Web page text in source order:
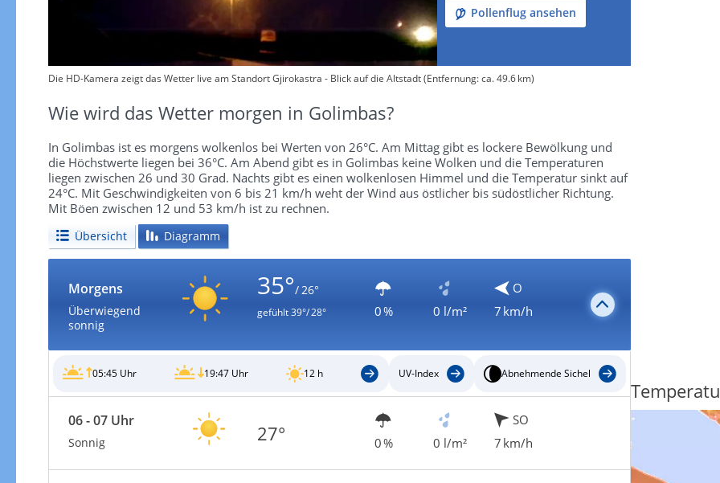
Pollenflug ansehen
Die HD-Kamera zeigt das Wetter live am Standort Gjirokastra - Blick auf die Altstadt (Entfernung: ca. 49.6 km)
Wie wird das Wetter morgen in Golimbas?
In Golimbas ist es morgens wolkenlos bei Werten von 26°C. Am Mittag gibt es lockere Bewölkung und
die Höchstwerte liegen bei 36°C. Am Abend gibt es in Golimbas keine Wolken und die Temperaturen
liegen zwischen 26 und 30 Grad. Nachts gibt es einen wolkenlosen Himmel und die Temperatur sinkt auf
24°C. Mit Geschwindigkeiten von 6 bis 21 km/h weht der Wind aus östlicher bis südöstlicher Richtung.
Mit Böen zwischen 12 und 53 km/h ist zu rechnen.
Übersicht Diagramm
Morgens
Überwiegend
sonnig
35°/ 26°
gefühlt39°/ 28° 0 % 0 l/m²
O
7 km/h
05:45 Uhr 19:47 Uhr 12 h UV-Index Abnehmende Sichel
06 - 07 Uhr
Sonnig 27° 0 % 0 l/m²
SO
7 km/h
Gewitterrisiko Regenradar